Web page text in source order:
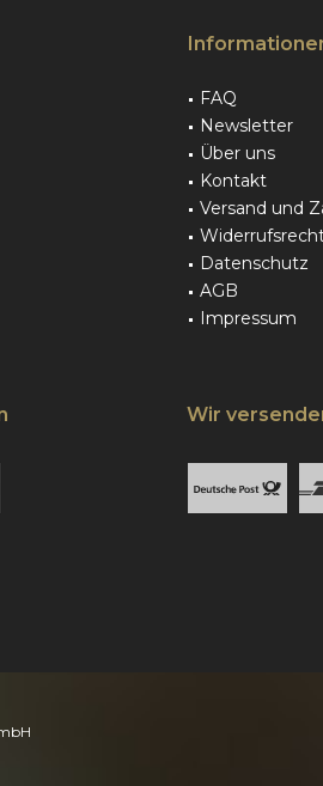
FAQ
Newsletter
Über uns
Kontakt
Versand und
Datenschutz
AGB
Impressum
Wir